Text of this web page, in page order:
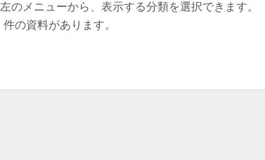
左のメニューから、表示する分類を選択できます。
件の資料があります。